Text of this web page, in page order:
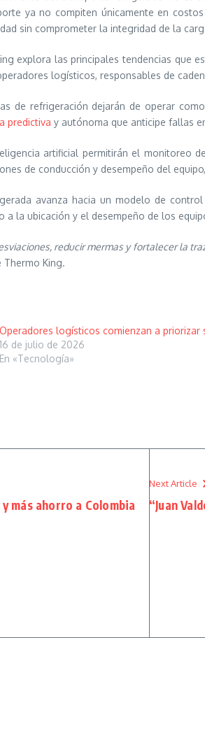
ya no compiten únicamente en
sin comprometer la integridad de la
explora las principales tendencias que
logísticos, responsables de
de refrigeración dejarán de operar
predictiva y autónoma que anticipe fallas
artificial permitirán el monitoreo
de conducción y desempeño del
avanza hacia un modelo de
a la ubicación y el desempeño de los
reducir mermas y fortalecer la
Thermo King.
Operadores logísticos comienzan a priorizar
16 de julio de 2026
En «Tecnología»
más ahorro a Colombia
Next Article
“Juan